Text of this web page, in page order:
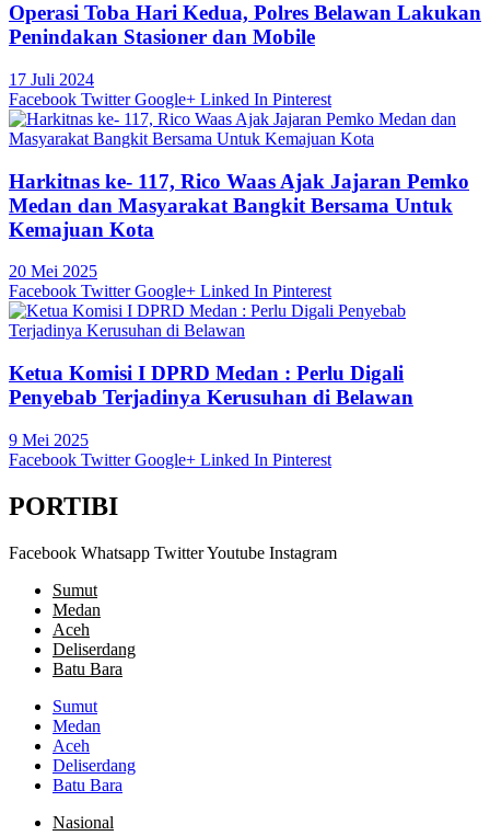
Operasi Toba Hari Kedua, Polres Belawan Lakukan
Penindakan Stasioner dan Mobile
17 Juli 2024
Facebook Twitter Google+ Linked In Pinterest
Harkitnas ke- 117, Rico Waas Ajak Jajaran Pemko
Medan dan Masyarakat Bangkit Bersama Untuk
Kemajuan Kota
20 Mei 2025
Facebook Twitter Google+ Linked In Pinterest
Ketua Komisi I DPRD Medan : Perlu Digali
Penyebab Terjadinya Kerusuhan di Belawan
9 Mei 2025
Facebook Twitter Google+ Linked In Pinterest
PORTIBI
Facebook Whatsapp TwitterYoutube Instagram
Sumut
Medan
Aceh
Deliserdang
Batu Bara
Sumut
Medan
Aceh
Deliserdang
Batu Bara
Nasional